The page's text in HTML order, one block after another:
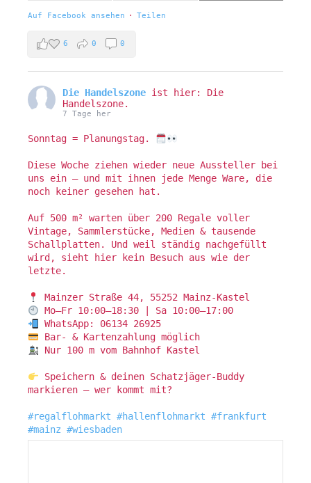
Auf Facebook ansehen · Teilen
6 0 0
Die Handelszone ist hier: Die
Handelszone.
7 Tage her
Sonntag = Planungstag.
Diese Woche ziehen wieder neue Aussteller bei
uns ein – und mit ihnen jede Menge Ware, die
noch keiner gesehen hat.
Auf 500 m² warten über 200 Regale voller
Vintage, Sammlerstücke, Medien & tausende
Schallplatten. Und weil ständig nachgefüllt
wird, sieht hier kein Besuch aus wie der
letzte.
Mainzer Straße 44, 55252 Mainz-Kastel
Mo–Fr 10:00–18:30 | Sa 10:00–17:00
WhatsApp: 06134 26925
Bar- & Kartenzahlung möglich
Nur 100 m vom Bahnhof Kastel
Speichern & deinen Schatzjäger-Buddy
markieren – wer kommt mit?
#regalflohmarkt #hallenflohmarkt #frankfurt
#mainz #wiesbaden